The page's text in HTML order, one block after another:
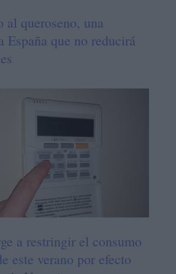
al queroseno, una
España que no reducirá
a restringir el consumo
este verano por efecto